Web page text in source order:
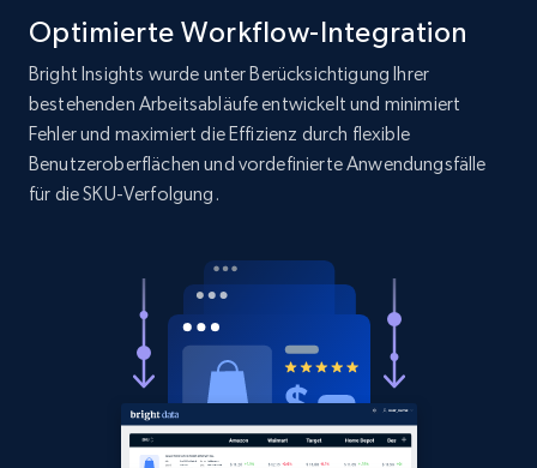
price, Currency, Sold, and more.
Target
Rating, Reviews count, Initial price, Discount,
1.3K+ 175+ Jetzt anfangen
Optimierte Workflow-Integration
Bright Insights wurde unter Berücksichtigung Ihrer
bestehenden Arbeitsabläufe entwickelt und minimiert
Fehler und maximiert die Effizienz durch flexible
Benutzeroberflächen und vordefinierte Anwendungsfälle
für die SKU-Verfolgung.